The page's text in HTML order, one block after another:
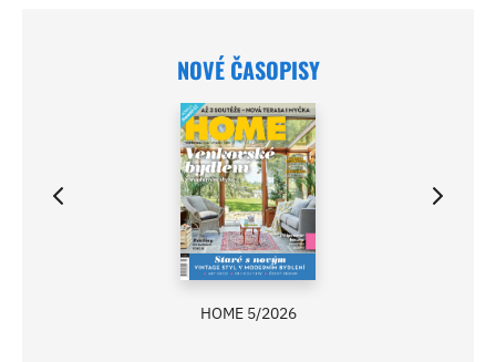
NOVÉ ČASOPISY
HOME 5/2026